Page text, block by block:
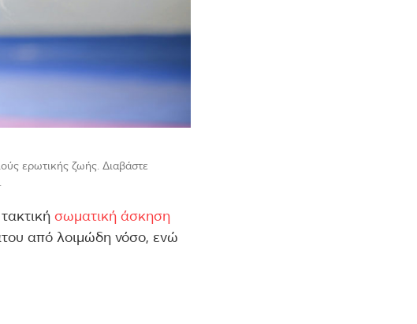
ερωτικής ζωής. Διαβάστε
σωματική άσκηση
από λοιμώδη νόσο, ενώ